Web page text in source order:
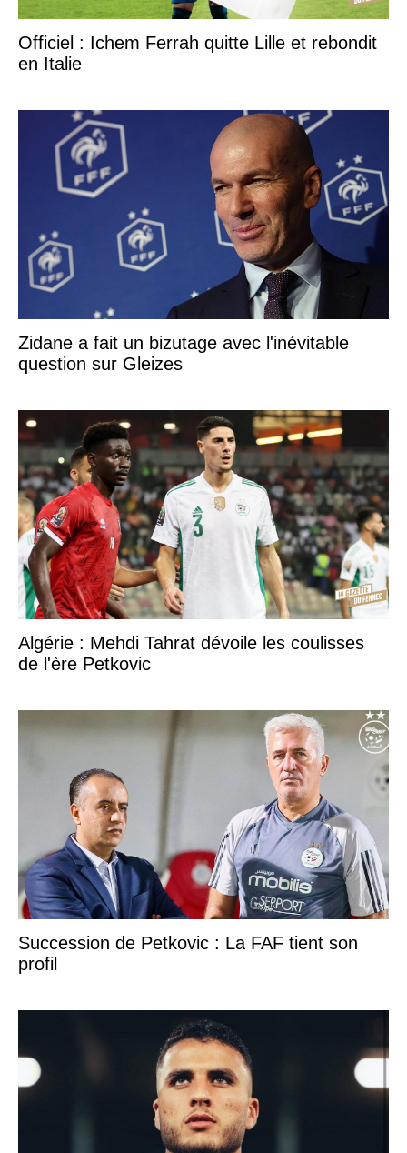
Officiel : Ichem Ferrah quitte Lille et rebondit
en Italie
Zidane a fait un bizutage avec l'inévitable
question sur Gleizes
Algérie : Mehdi Tahrat dévoile les coulisses
de l'ère Petkovic
Succession de Petkovic : La FAF tient son
profil